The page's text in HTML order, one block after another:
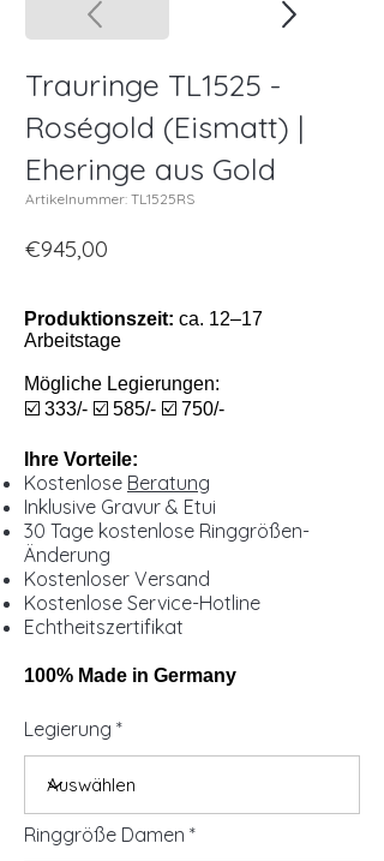
Trauringe TL1525 -
Roségold (Eismatt) |
Eheringe aus Gold
Artikelnummer: TL1525RS
€945,00
Produktionszeit: ca. 12–17
Arbeitstage
Mögliche Legierungen:
☑️ 333/- ☑️ 585/- ☑️ 750/-
Ihre Vorteile:
Kostenlose Beratung
Inklusive Gravur & Etui
30 Tage kostenlose Ringgrößen-
Änderung
Kostenloser Versand
Kostenlose Service-Hotline
Echtheitszertifikat
100% Made in Germany
Legierung
Ringgröße Damen